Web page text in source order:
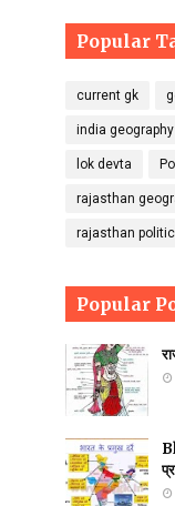
Popular
current gk
india geography
lok devta
rajasthan
rajasthan
Popular